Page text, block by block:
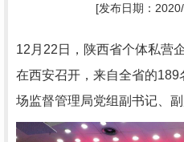
[发布日期：
12月 22 日，陕西省个体私营
在西安召开，来自全省的189
场监督管理局党组副书记、